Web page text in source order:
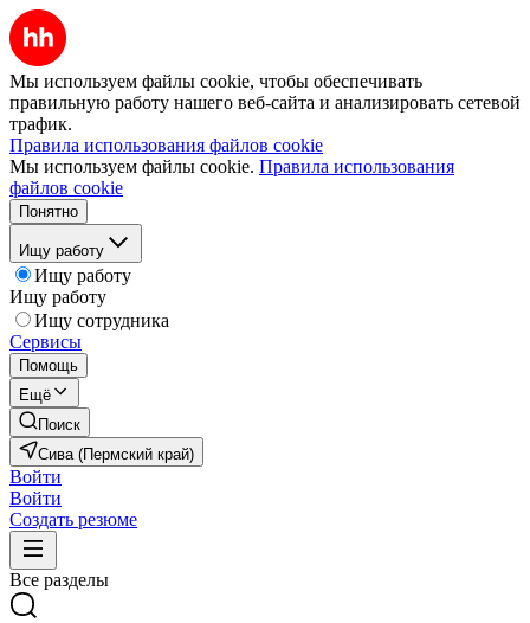
Мы используем файлы cookie, чтобы обеспечивать
правильную работу нашего веб-сайта и анализировать сетевой
трафик.
Правила использования файлов cookie
Мы используем файлы cookie. Правила использования
файлов cookie
Понятно
Ищу работу
Ищу работу
Ищу работу
Ищу сотрудника
Сервисы
Помощь
Ещё
Поиск
Сива (Пермский край)
Войти
Войти
Создать резюме
Все разделы